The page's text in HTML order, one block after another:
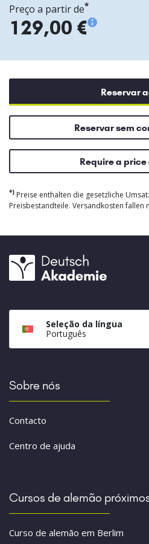
Preço a partir de*
129,00 €
Reservar
Reservar sem
Require a
*) Preise enthalten die gesetzliche
Preisbestandteile. Versandkosten fallen
Seleção da língua
Português
Sobre nós
Contacto
Centro de ajuda
Cursos de alemão
Curso de alemão em Berlim